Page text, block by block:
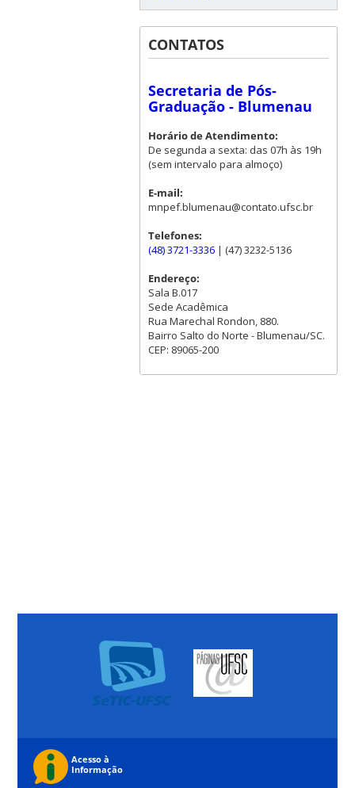
CONTATOS
Secretaria de Pós-
Graduação - Blumenau
Horário de Atendimento:
De segunda a sexta: das 07h às 19h
(sem intervalo para almoço)
E-mail:
mnpef.blumenau@contato.ufsc.br
Telefones:
(48) 3721-3336| (47) 3232-5136
Endereço:
Sala B.017
Sede Acadêmica
Rua Marechal Rondon, 880.
Bairro Salto do Norte - Blumenau/SC.
CEP: 89065-200